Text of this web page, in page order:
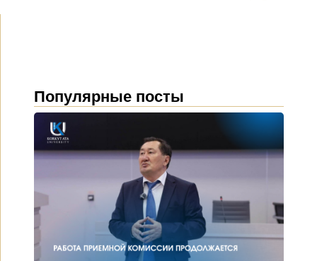
Популярные посты